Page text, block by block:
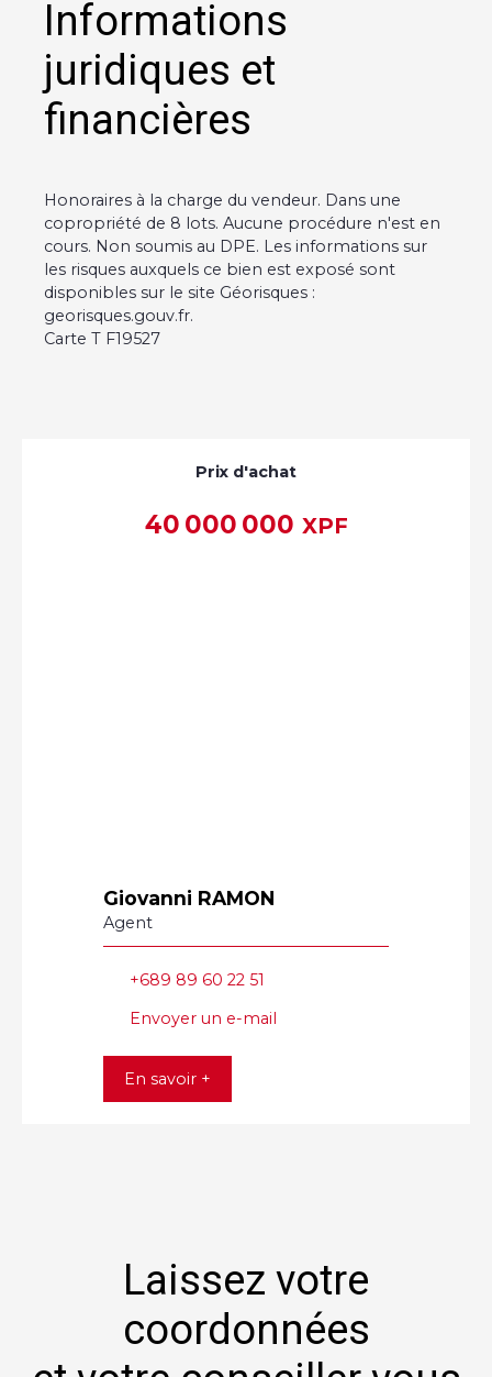
Informations
juridiques et
financières
Honoraires à la charge du vendeur. Dans une
copropriété de 8 lots. Aucune procédure n'est en
cours. Non soumis au DPE. Les informations sur
les risques auxquels ce bien est exposé sont
disponibles sur le site Géorisques :
georisques.gouv.fr.
Carte T F19527
Prix d'achat
40 000 000 XPF
Giovanni RAMON
Agent
+689 89 60 22 51
Envoyer un e-mail
En savoir +
Laissez votre
coordonnées